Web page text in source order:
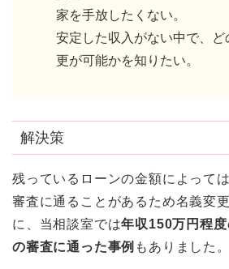
家を手放したくない。
安定した収入がない中で、
更が可能かを知りたい。
解決策
残っているローンの金額によって
審査に通ることがあるため名義変
に、当相談室では年収150万円程
の審査に通った事例 もありました。